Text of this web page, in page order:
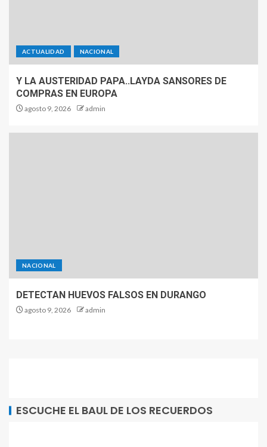
ACTUALIDAD NACIONAL
Y LA AUSTERIDAD PAPA..LAYDA SANSORES DE
COMPRAS EN EUROPA
agosto 9, 2026 admin
NACIONAL
DETECTAN HUEVOS FALSOS EN DURANGO
agosto 9, 2026 admin
ESCUCHE EL BAUL DE LOS RECUERDOS